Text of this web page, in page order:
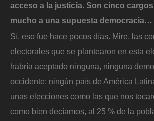
acceso a la justicia. Son cinco
mucho a una supuesta democracia…
Sí, eso fue hace pocos días. Mire, las
electorales que se plantearon en esta
habría aceptado ninguna, ninguna
occidente; ningún país de América
unas elecciones como las que nos
como bien decíamos, al 25 % de la